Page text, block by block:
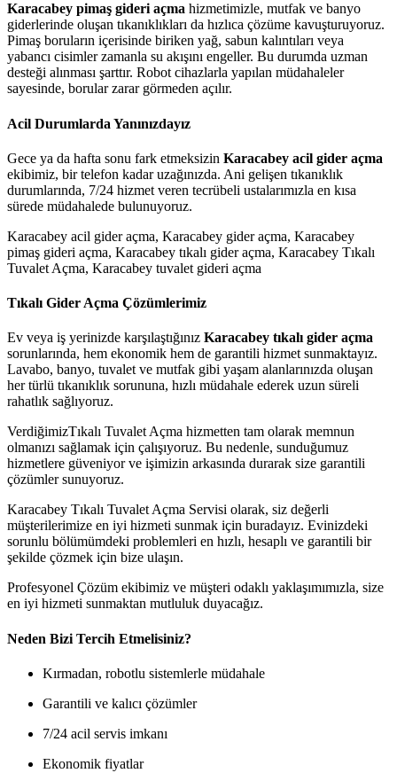
Karacabey pimaş gideri açma hizmetimizle, mutfak ve banyo
giderlerinde oluşan tıkanıklıkları da hızlıca çözüme kavuşturuyoruz.
Pimaş boruların içerisinde biriken yağ, sabun kalıntıları veya
yabancı cisimler zamanla su akışını engeller. Bu durumda uzman
desteği alınması şarttır. Robot cihazlarla yapılan müdahaleler
sayesinde, borular zarar görmeden açılır.
Acil Durumlarda Yanınızdayız
Gece ya da hafta sonu fark etmeksizin Karacabey acil gider açma
ekibimiz, bir telefon kadar uzağınızda. Ani gelişen tıkanıklık
durumlarında, 7/24 hizmet veren tecrübeli ustalarımızla en kısa
sürede müdahalede bulunuyoruz.
Karacabey acil gider açma, Karacabey gider açma, Karacabey
pimaş gideri açma, Karacabey tıkalı gider açma, Karacabey Tıkalı
Tuvalet Açma, Karacabey tuvalet gideri açma
Tıkalı Gider Açma Çözümlerimiz
Ev veya iş yerinizde karşılaştığınız Karacabey tıkalı gider açma
sorunlarında, hem ekonomik hem de garantili hizmet sunmaktayız.
Lavabo, banyo, tuvalet ve mutfak gibi yaşam alanlarınızda oluşan
her türlü tıkanıklık sorununa, hızlı müdahale ederek uzun süreli
rahatlık sağlıyoruz.
VerdiğimizTıkalı Tuvalet Açma hizmetten tam olarak memnun
olmanızı sağlamak için çalışıyoruz. Bu nedenle, sunduğumuz
hizmetlere güveniyor ve işimizin arkasında durarak size garantili
çözümler sunuyoruz.
Karacabey Tıkalı Tuvalet Açma Servisi olarak, siz değerli
müşterilerimize en iyi hizmeti sunmak için buradayız. Evinizdeki
sorunlu bölümümdeki problemleri en hızlı, hesaplı ve garantili bir
şekilde çözmek için bize ulaşın.
Profesyonel Çözüm ekibimiz ve müşteri odaklı yaklaşımımızla, size
en iyi hizmeti sunmaktan mutluluk duyacağız.
Neden Bizi Tercih Etmelisiniz?
Kırmadan, robotlu sistemlerle müdahale
Garantili ve kalıcı çözümler
7/24 acil servis imkanı
Ekonomik fiyatlar